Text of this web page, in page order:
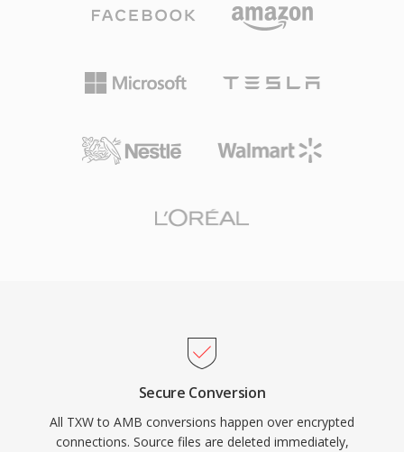
Secure Conversion
All TXW to AMB conversions happen over encrypted
connections. Source files are deleted immediately,